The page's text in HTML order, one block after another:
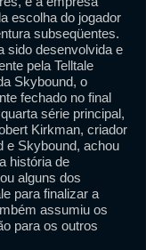
escolha do jogador
subseqüentes.
sido desenvolvida e
pela Telltale
Skybound, o
fechado no final
série principal,
Kirkman, criador
e Skybound, achou
história de
alguns dos
para finalizar a
assumiu os
para os outros